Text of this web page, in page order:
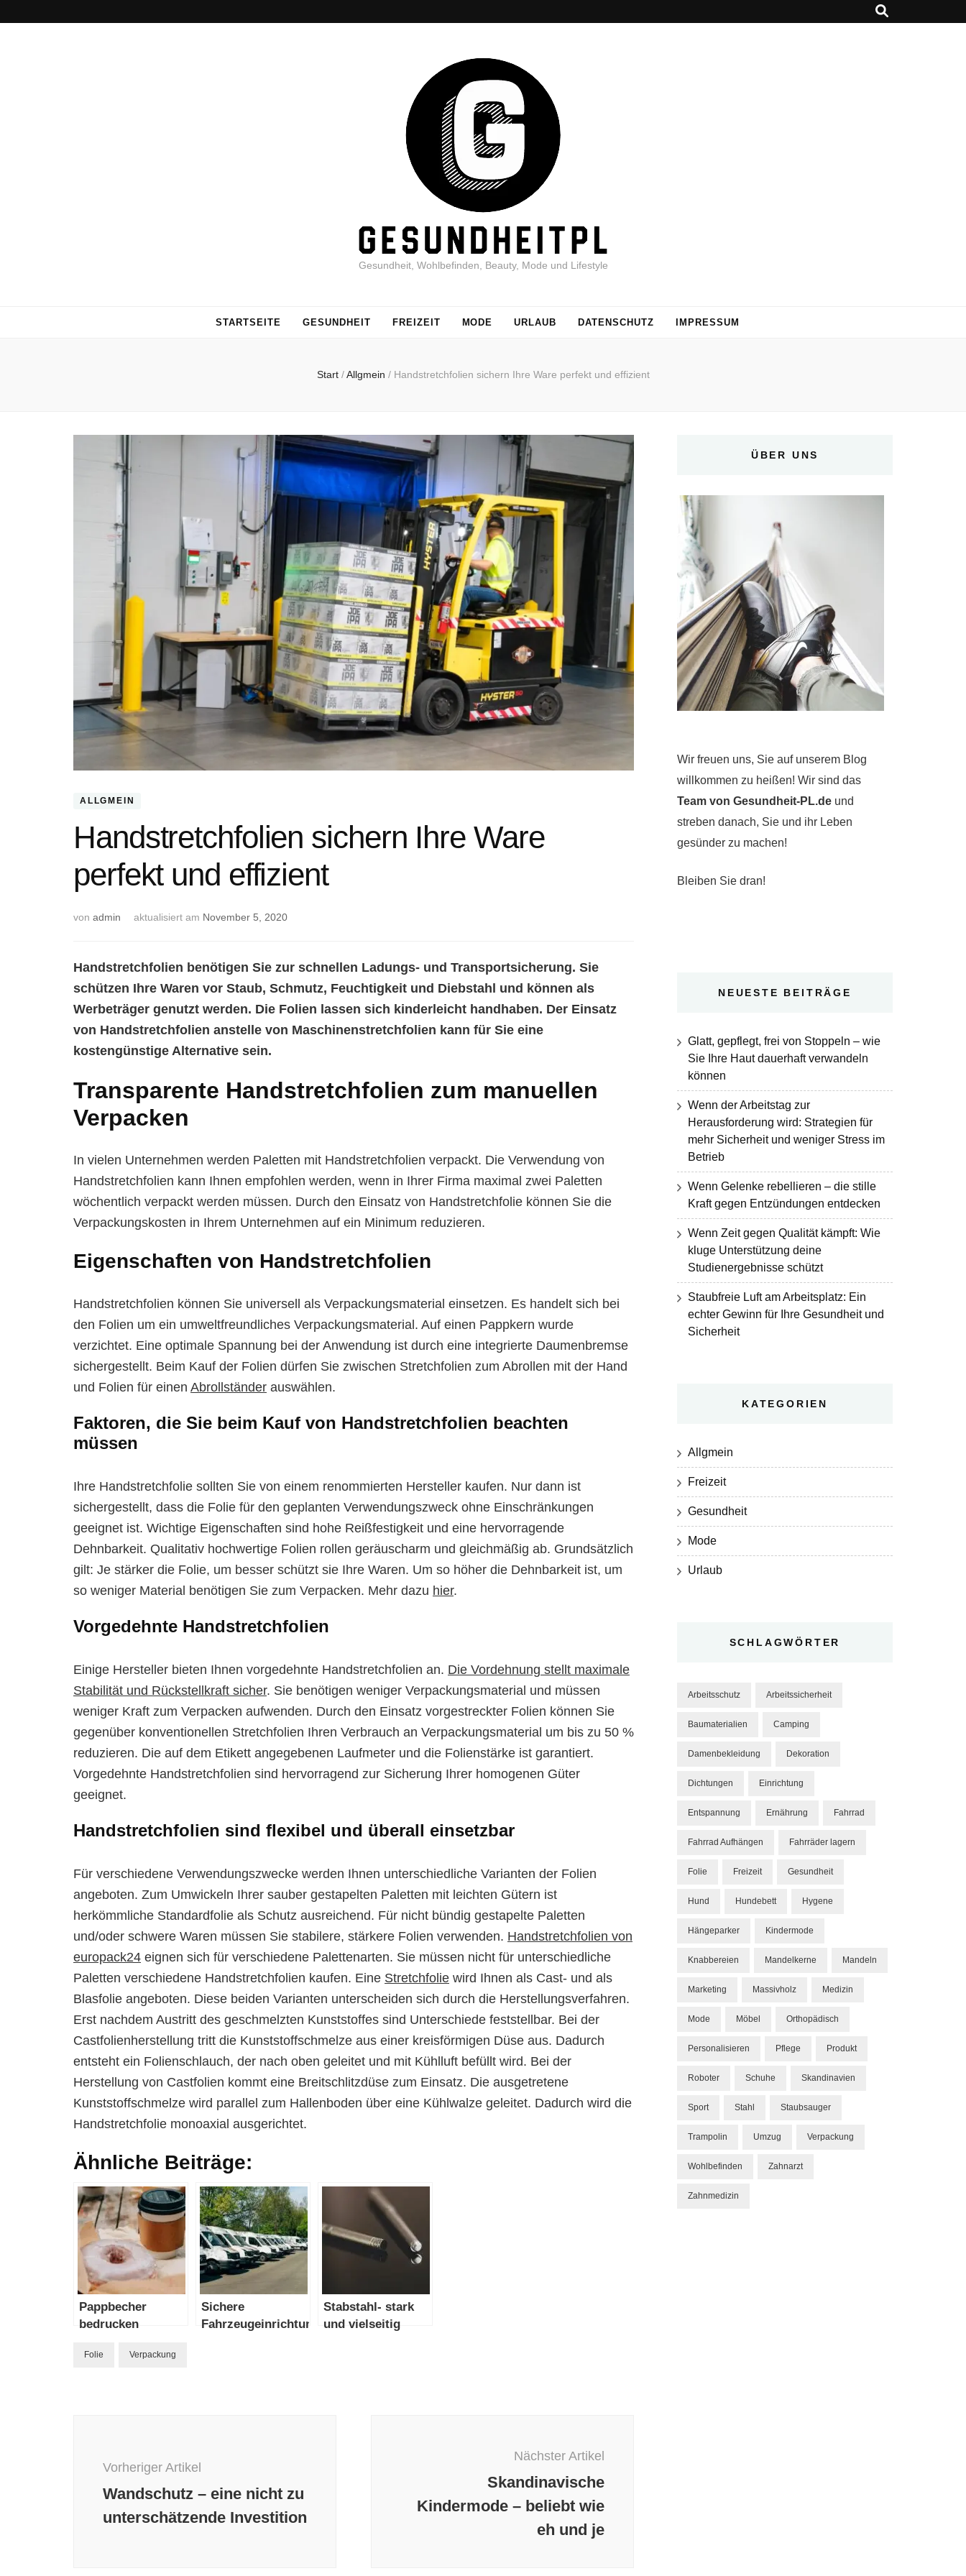
Gesundheit, Wohlbefinden, Beauty, Mode und Lifestyle
STARTSEITE GESUNDHEIT FREIZEIT MODE URLAUB DATENSCHUTZ IMPRESSUM
Start / Allgmein / Handstretchfolien sichern Ihre Ware perfekt und effizient
ALLGMEIN
Handstretchfolien sichern Ihre Ware
perfekt und effizient
von admin aktualisiert am November 5, 2020
Handstretchfolien benötigen Sie zur schnellen Ladungs- und Transportsicherung. Sie
schützen Ihre Waren vor Staub, Schmutz, Feuchtigkeit und Diebstahl und können als
Werbeträger genutzt werden. Die Folien lassen sich kinderleicht handhaben. Der Einsatz
von Handstretchfolien anstelle von Maschinenstretchfolien kann für Sie eine
kostengünstige Alternative sein.
Transparente Handstretchfolien zum manuellen
Verpacken
In vielen Unternehmen werden Paletten mit Handstretchfolien verpackt. Die Verwendung von
Handstretchfolien kann Ihnen empfohlen werden, wenn in Ihrer Firma maximal zwei Paletten
wöchentlich verpackt werden müssen. Durch den Einsatz von Handstretchfolie können Sie die
Verpackungskosten in Ihrem Unternehmen auf ein Minimum reduzieren.
Eigenschaften von Handstretchfolien
Handstretchfolien können Sie universell als Verpackungsmaterial einsetzen. Es handelt sich bei
den Folien um ein umweltfreundliches Verpackungsmaterial. Auf einen Pappkern wurde
verzichtet. Eine optimale Spannung bei der Anwendung ist durch eine integrierte Daumenbremse
sichergestellt. Beim Kauf der Folien dürfen Sie zwischen Stretchfolien zum Abrollen mit der Hand
und Folien für einen Abrollständer auswählen.
Faktoren, die Sie beim Kauf von Handstretchfolien beachten
müssen
Ihre Handstretchfolie sollten Sie von einem renommierten Hersteller kaufen. Nur dann ist
sichergestellt, dass die Folie für den geplanten Verwendungszweck ohne Einschränkungen
geeignet ist. Wichtige Eigenschaften sind hohe Reißfestigkeit und eine hervorragende
Dehnbarkeit. Qualitativ hochwertige Folien rollen geräuscharm und gleichmäßig ab. Grundsätzlich
gilt: Je stärker die Folie, um besser schützt sie Ihre Waren. Um so höher die Dehnbarkeit ist, um
so weniger Material benötigen Sie zum Verpacken. Mehr dazu hier.
Vorgedehnte Handstretchfolien
Einige Hersteller bieten Ihnen vorgedehnte Handstretchfolien an. Die Vordehnung stellt maximale
Stabilität und Rückstellkraft sicher. Sie benötigen weniger Verpackungsmaterial und müssen
weniger Kraft zum Verpacken aufwenden. Durch den Einsatz vorgestreckter Folien können Sie
gegenüber konventionellen Stretchfolien Ihren Verbrauch an Verpackungsmaterial um bis zu 50 %
reduzieren. Die auf dem Etikett angegebenen Laufmeter und die Folienstärke ist garantiert.
Vorgedehnte Handstretchfolien sind hervorragend zur Sicherung Ihrer homogenen Güter
geeignet.
Handstretchfolien sind flexibel und überall einsetzbar
Für verschiedene Verwendungszwecke werden Ihnen unterschiedliche Varianten der Folien
angeboten. Zum Umwickeln Ihrer sauber gestapelten Paletten mit leichten Gütern ist
herkömmliche Standardfolie als Schutz ausreichend. Für nicht bündig gestapelte Paletten
und/oder schwere Waren müssen Sie stabilere, stärkere Folien verwenden. Handstretchfolien von
europack24 eignen sich für verschiedene Palettenarten. Sie müssen nicht für unterschiedliche
Paletten verschiedene Handstretchfolien kaufen. Eine Stretchfolie wird Ihnen als Cast- und als
Blasfolie angeboten. Diese beiden Varianten unterscheiden sich durch die Herstellungsverfahren.
Erst nachdem Austritt des geschmelzten Kunststoffes sind Unterschiede feststellbar. Bei der
Castfolienherstellung tritt die Kunststoffschmelze aus einer kreisförmigen Düse aus. Dadurch
entsteht ein Folienschlauch, der nach oben geleitet und mit Kühlluft befüllt wird. Bei der
Herstellung von Castfolien kommt eine Breitschlitzdüse zum Einsatz. Die ausgetretene
Kunststoffschmelze wird parallel zum Hallenboden über eine Kühlwalze geleitet. Dadurch wird die
Handstretchfolie monoaxial ausgerichtet.
Ähnliche Beiträge:
Pappbecher
bedrucken
Sichere
Fahrzeugeinrichtung
Stabstahl- stark
und vielseitig
Folie Verpackung
Vorheriger Artikel
Wandschutz – eine nicht zu
unterschätzende Investition
Nächster Artikel
Skandinavische
Kindermode – beliebt wie
eh und je
ÜBER UNS
Wir freuen uns, Sie auf unserem Blog
willkommen zu heißen! Wir sind das
Team von Gesundheit-PL.de und
streben danach, Sie und ihr Leben
gesünder zu machen!
Bleiben Sie dran!
NEUESTE BEITRÄGE
Glatt, gepflegt, frei von Stoppeln – wie
Sie Ihre Haut dauerhaft verwandeln
können
Wenn der Arbeitstag zur
Herausforderung wird: Strategien für
mehr Sicherheit und weniger Stress im
Betrieb
Wenn Gelenke rebellieren – die stille
Kraft gegen Entzündungen entdecken
Wenn Zeit gegen Qualität kämpft: Wie
kluge Unterstützung deine
Studienergebnisse schützt
Staubfreie Luft am Arbeitsplatz: Ein
echter Gewinn für Ihre Gesundheit und
Sicherheit
KATEGORIEN
Allgmein
Freizeit
Gesundheit
Mode
Urlaub
SCHLAGWÖRTER
Arbeitsschutz Arbeitssicherheit
Baumaterialien Camping
Damenbekleidung Dekoration
Dichtungen Einrichtung
Entspannung Ernährung Fahrrad
Fahrrad Aufhängen Fahrräder lagern
Folie Freizeit Gesundheit
Hund Hundebett Hygene
Hängeparker Kindermode
Knabbereien Mandelkerne Mandeln
Marketing Massivholz Medizin
Mode Möbel Orthopädisch
Personalisieren Pflege Produkt
Roboter Schuhe Skandinavien
Sport Stahl Staubsauger
Trampolin Umzug Verpackung
Wohlbefinden Zahnarzt
Zahnmedizin